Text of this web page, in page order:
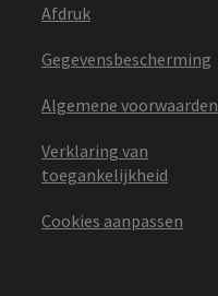
Afdruk
Gegevensbescherming
Algemene voorwaarden
Verklaring van
toegankelijkheid
Cookies aanpassen